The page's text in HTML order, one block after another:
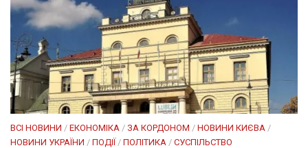
ВСІ НОВИНИ / ЕКОНОМІКА / ЗА КОРДОНОМ / НОВИНИ КИЄВА /
НОВИНИ УКРАЇНИ / ПОДІЇ / ПОЛІТИКА / СУСПІЛЬСТВО